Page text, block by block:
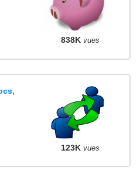
838K vues
123K vues